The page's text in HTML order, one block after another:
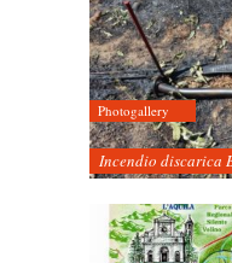
Photogallery
Incendio discarica